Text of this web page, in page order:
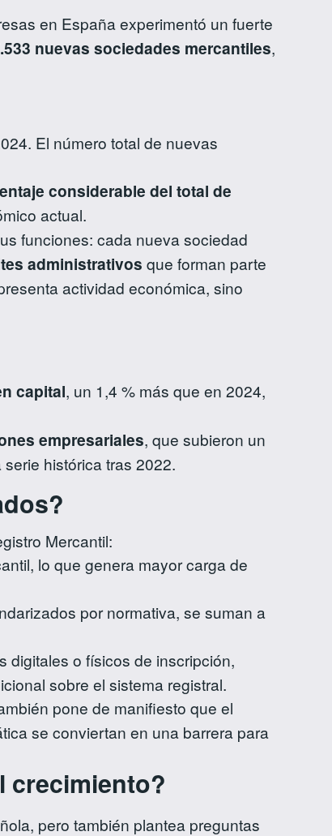
en España experimentó un fuerte
nuevas sociedades mercantiles,
El número total de nuevas
considerable del total de
actual.
funciones: cada nueva sociedad
administrativos que forman parte
actividad económica, sino
capital, un 1,4 % más que en 2024,
empresariales, que subieron un
histórica tras 2022.
Mercantil:
lo que genera mayor carga de
por normativa, se suman a
digitales o físicos de inscripción,
sobre el sistema registral.
pone de manifiesto que el
se conviertan en una barrera para
crecimiento?
pero también plantea preguntas